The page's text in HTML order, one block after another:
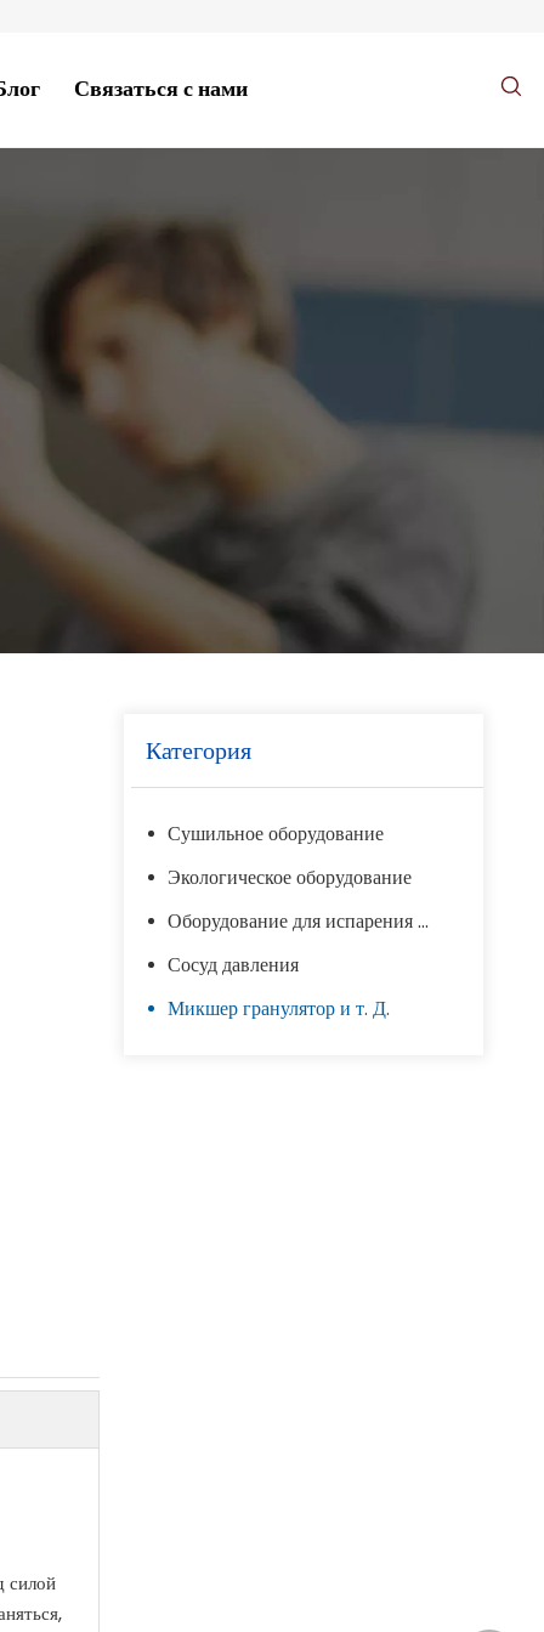
Связаться с нами
силой
Категория
Сушильное оборудование
Экологическое оборудование
Оборудование для испарения и концентрации
Сосуд давления
Микшер гранулятор и т. Д.